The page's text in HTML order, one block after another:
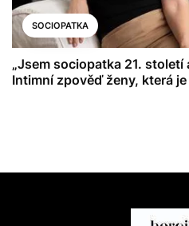
SOCIOPATKA
„Jsem sociopatka 21. století
Intimní zpověď ženy, která